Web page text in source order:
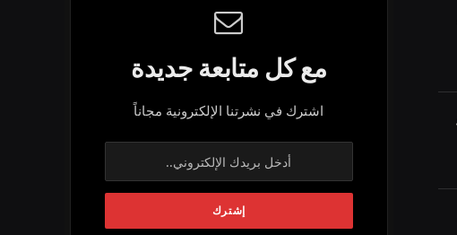
مع كل متابعة جديدة
اشترك في نشرتنا الإلكترونية مجاناً